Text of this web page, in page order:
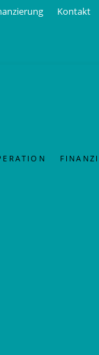
Kontakt